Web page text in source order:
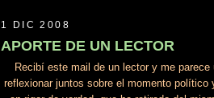
1 DIC 2008
APORTE DE UN LECTOR
Recibí este mail de un lector y me
reflexionar juntos sobre el momento